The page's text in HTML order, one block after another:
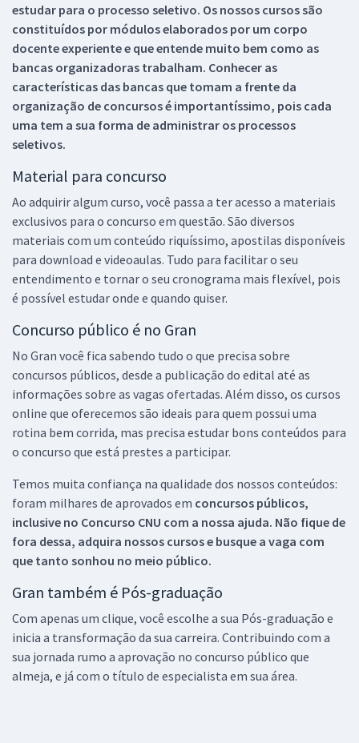
estudar para o processo seletivo. Os nossos cursos são
constituídos por módulos elaborados por um corpo
docente experiente e que entende muito bem como as
bancas organizadoras trabalham. Conhecer as
características das bancas que tomam a frente da
organização de concursos é importantíssimo, pois cada
uma tem a sua forma de administrar os processos
seletivos.
Material para concurso
Ao adquirir algum curso, você passa a ter acesso a materiais
exclusivos para o concurso em questão. São diversos
materiais com um conteúdo riquíssimo, apostilas disponíveis
para download e videoaulas. Tudo para facilitar o seu
entendimento e tornar o seu cronograma mais flexível, pois
é possível estudar onde e quando quiser.
Concurso público é no Gran
No Gran você fica sabendo tudo o que precisa sobre
concursos públicos, desde a publicação do edital até as
informações sobre as vagas ofertadas. Além disso, os cursos
online que oferecemos são ideais para quem possui uma
rotina bem corrida, mas precisa estudar bons conteúdos para
o concurso que está prestes a participar.
Temos muita confiança na qualidade dos nossos conteúdos:
foram milhares de aprovados em concursos públicos,
inclusive no Concurso CNU com a nossa ajuda. Não fique de
fora dessa, adquira nossos cursos e busque a vaga com
que tanto sonhou no meio público.
Gran também é Pós-graduação
Com apenas um clique, você escolhe a sua Pós-graduação e
inicia a transformação da sua carreira. Contribuindo com a
sua jornada rumo a aprovação no concurso público que
almeja, e já com o título de especialista em sua área.